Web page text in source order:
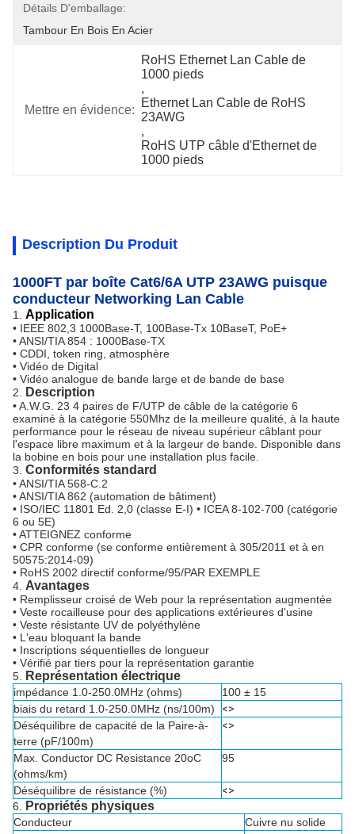
Détails D'emballage:
Tambour En Bois En Acier
Mettre en évidence:
RoHS Ethernet Lan Cable de
1000 pieds
,
Ethernet Lan Cable de RoHS
23AWG
,
RoHS UTP câble d'Ethernet de
1000 pieds
Description Du Produit
1000FT par boîte Cat6/6A UTP 23AWG puisque
conducteur Networking Lan Cable
1. Application
• IEEE 802,3 1000Base-T, 100Base-Tx 10BaseT, PoE+
• ANSI/TIA 854 : 1000Base-TX
• CDDI, token ring, atmosphère
• Vidéo de Digital
• Vidéo analogue de bande large et de bande de base
2.
Description
• A.W.G. 23 4 paires de F/UTP de câble de la catégorie 6
examiné à la catégorie 550Mhz de la meilleure qualité, à la haute
performance pour le réseau de niveau supérieur câblant pour
l'espace libre maximum et à la largeur de bande. Disponible dans
la bobine en bois pour une installation plus facile.
3. Conformités standard
• ANSI/TIA 568-C.2
• ANSI/TIA 862 (automation de bâtiment)
• ISO/IEC 11801 Ed. 2,0 (classe E-I) • ICEA 8-102-700 (catégorie
6 ou 5E)
• ATTEIGNEZ conforme
• CPR conforme (se conforme entièrement à 305/2011 et à en
50575:2014-09)
• RoHS 2002 directif conforme/95/PAR EXEMPLE
4. Avantages
• Remplisseur croisé de Web pour la représentation augmentée
• Veste rocailleuse pour des applications extérieures d'usine
• Veste résistante UV de polyéthylène
• L'eau bloquant la bande
• Inscriptions séquentielles de longueur
• Vérifié par tiers pour la représentation garantie
5.
Représentation électrique
impédance 1.0-250.0MHz (ohms)
100 ± 15
biais du retard 1.0-250.0MHz (ns/100m)
<>
Déséquilibre de capacité de la Paire-à-
terre (pF/100m)
<>
Max. Conductor DC Resistance 20oC
(ohms/km)
95
Déséquilibre de résistance (%)
<>
6.
Propriétés physiques
Conducteur
Cuivre nu solide